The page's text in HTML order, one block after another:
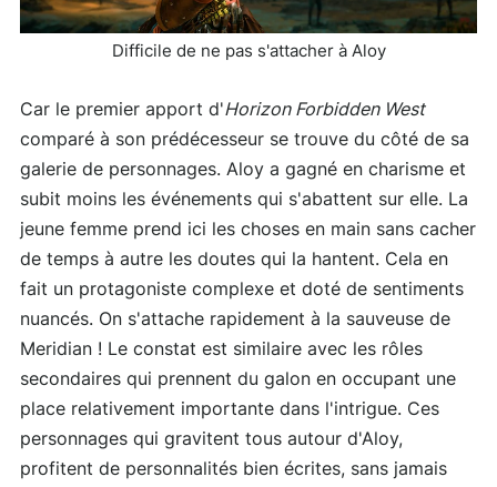
Difficile de ne pas s'attacher à Aloy
Car le premier apport d'Horizon Forbidden West
comparé à son prédécesseur se trouve du côté de sa
galerie de personnages. Aloy a gagné en charisme et
subit moins les événements qui s'abattent sur elle. La
jeune femme prend ici les choses en main sans cacher
de temps à autre les doutes qui la hantent. Cela en
fait un protagoniste complexe et doté de sentiments
nuancés. On s'attache rapidement à la sauveuse de
Meridian ! Le constat est similaire avec les rôles
secondaires qui prennent du galon en occupant une
place relativement importante dans l'intrigue. Ces
personnages qui gravitent tous autour d'Aloy,
profitent de personnalités bien écrites, sans jamais